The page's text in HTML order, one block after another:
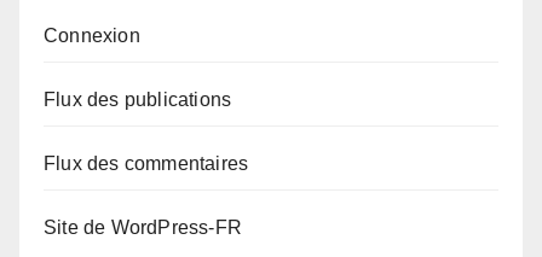
Connexion
Flux des publications
Flux des commentaires
Site de WordPress-FR